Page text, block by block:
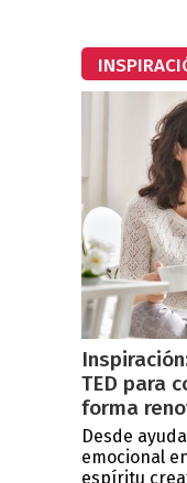
TED para
forma
Desde
emocional
espíritu